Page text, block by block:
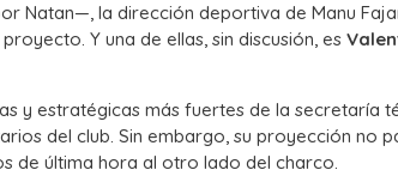
Natan—, la dirección deportiva de Manu
Y una de ellas, sin discusión, es
y estratégicas más fuertes de la secretaría
del club. Sin embargo, su proyección no
de última hora al otro lado del charco.